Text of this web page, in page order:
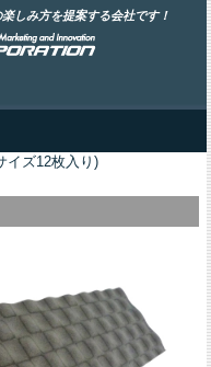
しみ方を提案する会社です！
イズ12枚入り)